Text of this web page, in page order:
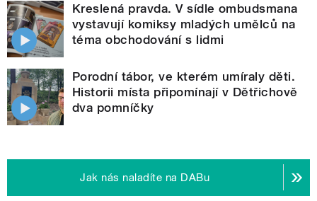
Kreslená pravda. V sídle ombudsmana
vystavují komiksy mladých umělců na
téma obchodování s lidmi
Porodní tábor, ve kterém umíraly děti.
Historii místa připomínají v Dětřichově
dva pomníčky
Jak nás naladíte na DABu